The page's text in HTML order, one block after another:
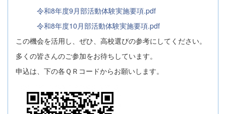
令和8年度9月部活動体験実施要項.pdf
令和8年度10月部活動体験実施要項.pdf
この機会を活用し、ぜひ、高校選びの参考にしてください。
多くの皆さんのご参加をお待ちしています。
申込は、下の各ＱＲコードからお願いします。